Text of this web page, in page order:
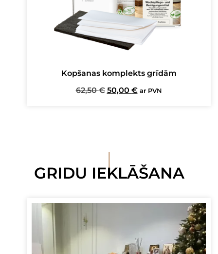
Kopšanas komplekts grīdām
62,50€ Original
50,00 €Current
ar PVN
I
GRIDU IEKLĀŠANA